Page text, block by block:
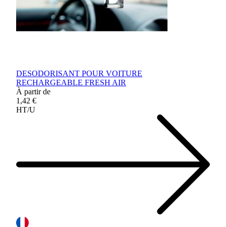
DESODORISANT POUR VOITURE
RECHARGEABLE FRESH AIR
À partir de
1,42 €
HT/U